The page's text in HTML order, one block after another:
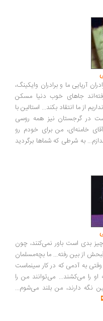
ما و برادران وایکینگ،
جاهای خوب دنیا مسکن
انتقاد بکند... استالین با
نیز همه روسی
من برای خودم رو
شرطی که شماها برگردید
است باور نمی‌کنند، چون
رفته... ما بچه‌مسلمان
آدمی که در کار سینماست
می‌توانند من را
دارند، من بلند می‌شوم...